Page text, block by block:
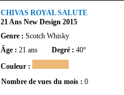
CHIVAS ROYAL SALUTE
21 Ans New Design 2015
Genre : Scotch Whisky
Âge : 21 ans Degré : 40°
Couleur :
Nombre de vues du mois : 0